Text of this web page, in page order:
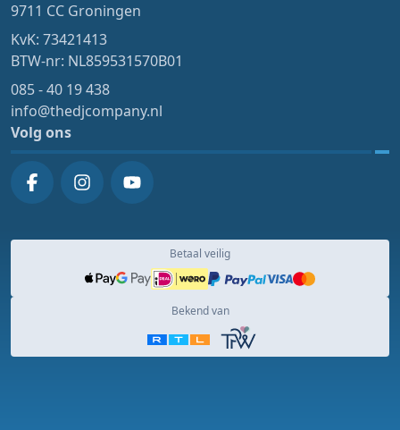
9711 CC Groningen
KvK: 73421413
BTW-nr: NL859531570B01
085 - 40 19 438
info@thedjcompany.nl
Volg ons
Betaal veilig
Bekend van